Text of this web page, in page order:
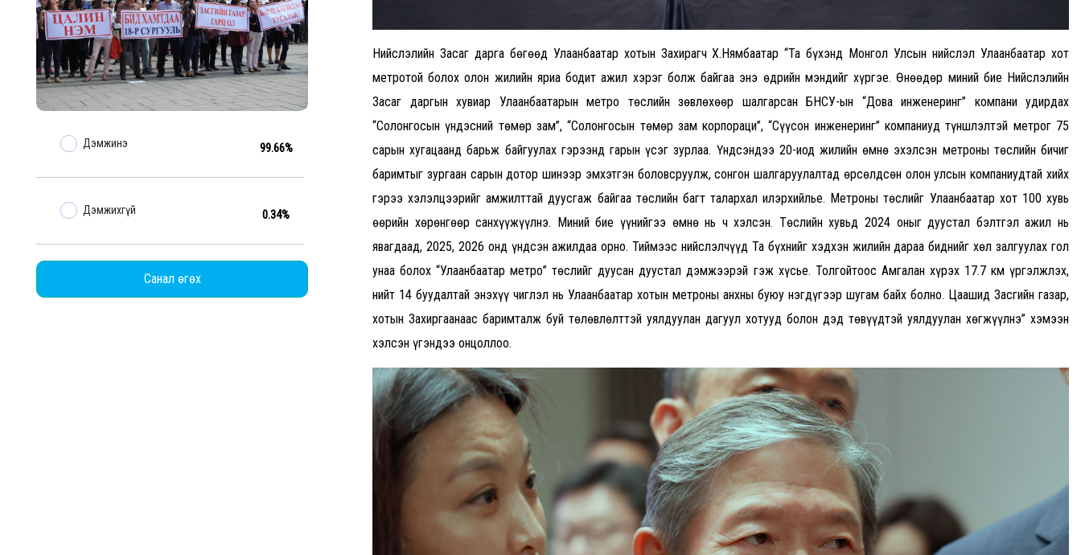
Дэмжинэ 99.66%
Дэмжихгүй 0.34%
Санал өгөх
Нийслэлийн Засаг дарга бөгөөд Улаанбаатар хотын Захирагч Х.Нямбаатар “Та бүхэнд Монгол Улсын нийслэл Улаанбаатар хот
метротой болох олон жилийн яриа бодит ажил хэрэг болж байгаа энэ өдрийн мэндийг хүргэе. Өнөөдөр миний бие Нийслэлийн
Засаг даргын хувиар Улаанбаатарын метро төслийн зөвлөхөөр шалгарсан БНСУ-ын “Дова инженеринг” компани удирдах
“Солонгосын үндэсний төмөр зам”, “Солонгосын төмөр зам корпораци”, “Сүүсон инженеринг” компаниуд түншлэлтэй метрог 75
сарын хугацаанд барьж байгуулах гэрээнд гарын үсэг зурлаа. Үндсэндээ 20-иод жилийн өмнө эхэлсэн метроны төслийн бичиг
баримтыг зургаан сарын дотор шинээр эмхэтгэн боловсруулж, сонгон шалгаруулалтад өрсөлдсөн олон улсын компаниудтай хийх
гэрээ хэлэлцээрийг амжилттай дуусгаж байгаа төслийн багт талархал илэрхийлье. Метроны төслийг Улаанбаатар хот 100 хувь
өөрийн хөрөнгөөр санхүүжүүлнэ. Миний бие үүнийгээ өмнө нь ч хэлсэн. Төслийн хувьд 2024 оныг дуустал бэлтгэл ажил нь
явагдаад, 2025, 2026 онд үндсэн ажилдаа орно. Тиймээс нийслэлчүүд Та бүхнийг хэдхэн жилийн дараа биднийг хөл залгуулах гол
унаа болох “Улаанбаатар метро” төслийг дуусан дуустал дэмжээрэй гэж хүсье. Толгойтоос Амгалан хүрэх 17.7 км үргэлжлэх,
нийт 14 буудалтай энэхүү чиглэл нь Улаанбаатар хотын метроны анхны буюу нэгдүгээр шугам байх болно. Цаашид Засгийн газар,
хотын Захиргаанаас баримталж буй төлөвлөлттэй уялдуулан дагуул хотууд болон дэд төвүүдтэй уялдуулан хөгжүүлнэ” хэмээн
хэлсэн үгэндээ онцоллоо.